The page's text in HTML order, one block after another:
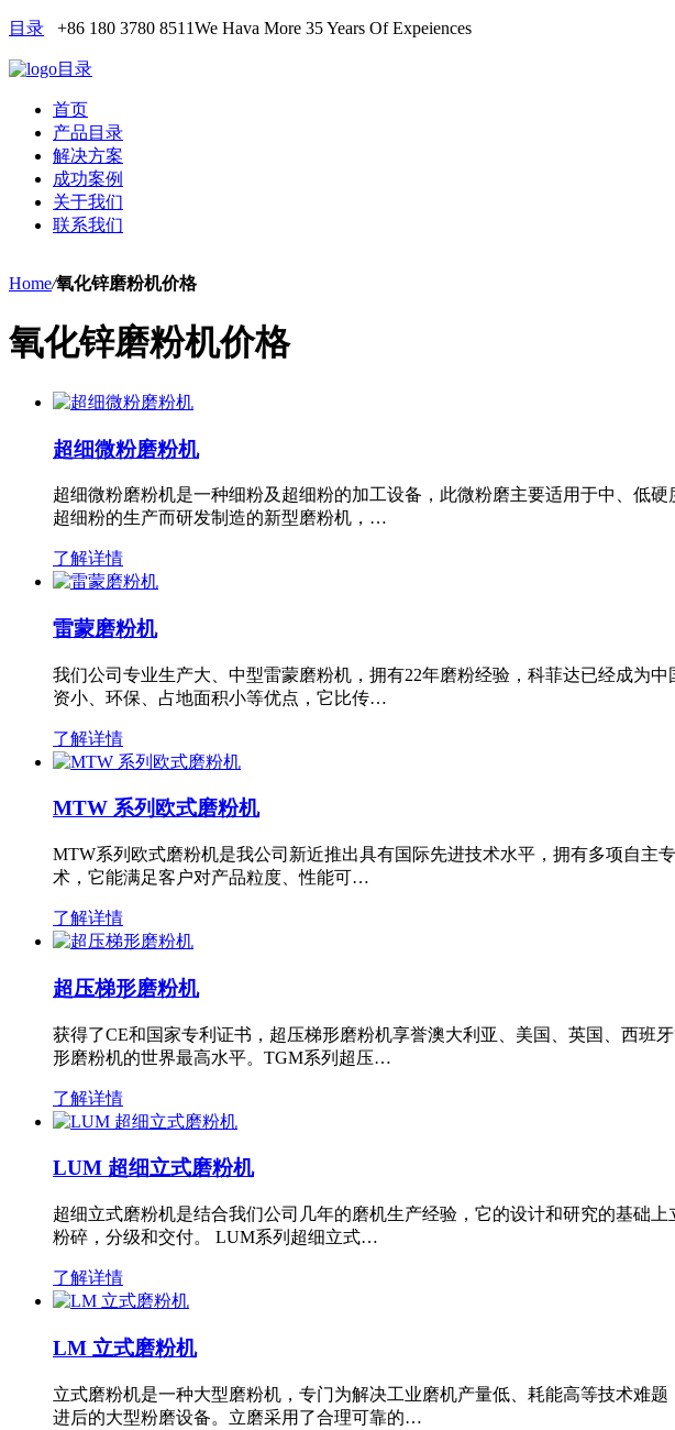
目录 +86 180 3780 8511We Hava More 35 Years Of Expeiences
目录
首页
产品目录
解决方案
成功案例
关于我们
联系我们
Home/氧化锌磨粉机价格
氧化锌磨粉机价格
超细微粉磨粉机
超细微粉磨粉机是一种细粉及超细粉的加工设备，此微粉磨主要适用于中、低
超细粉的生产而研发制造的新型磨粉机，…
了解详情
雷蒙磨粉机
我们公司专业生产大、中型雷蒙磨粉机，拥有22年磨粉经验，科菲达已经成为
资小、环保、占地面积小等优点，它比传…
了解详情
MTW 系列欧式磨粉机
MTW系列欧式磨粉机是我公司新近推出具有国际先进技术水平，拥有多项自
术，它能满足客户对产品粒度、性能可…
了解详情
超压梯形磨粉机
获得了CE和国家专利证书，超压梯形磨粉机享誉澳大利亚、美国、英国、西班
形磨粉机的世界最高水平。TGM系列超压…
了解详情
LUM 超细立式磨粉机
超细立式磨粉机是结合我们公司几年的磨机生产经验，它的设计和研究的基础
粉碎，分级和交付。 LUM系列超细立式…
了解详情
LM 立式磨粉机
立式磨粉机是一种大型磨粉机，专门为解决工业磨机产量低、耗能高等技术难
进后的大型粉磨设备。立磨采用了合理可靠的…